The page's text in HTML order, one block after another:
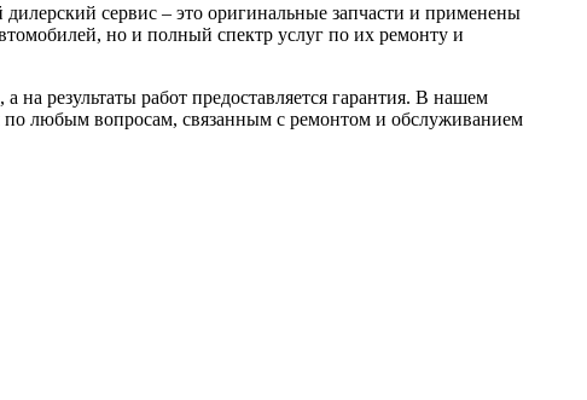
сервис – это оригинальные запчасти и применены
но и полный спектр услуг по их ремонту и
на результаты работ предоставляется гарантия. В нашем
по любым вопросам, связанным с ремонтом и обслуживанием